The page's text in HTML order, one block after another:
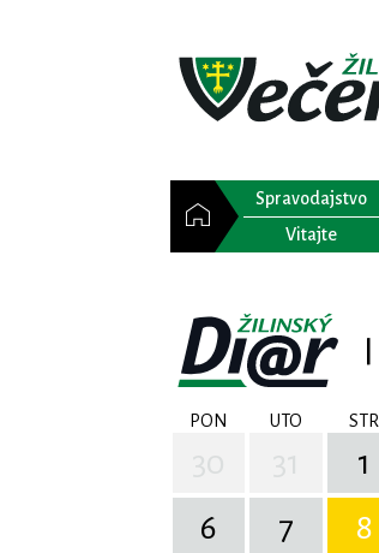
Spravodajstvo
Vitajte
PON UTO STR
1
6
7 8